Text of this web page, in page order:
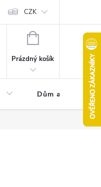
CZK
NÁKUPNÍ
Prázdný košík
Dům a zahrada